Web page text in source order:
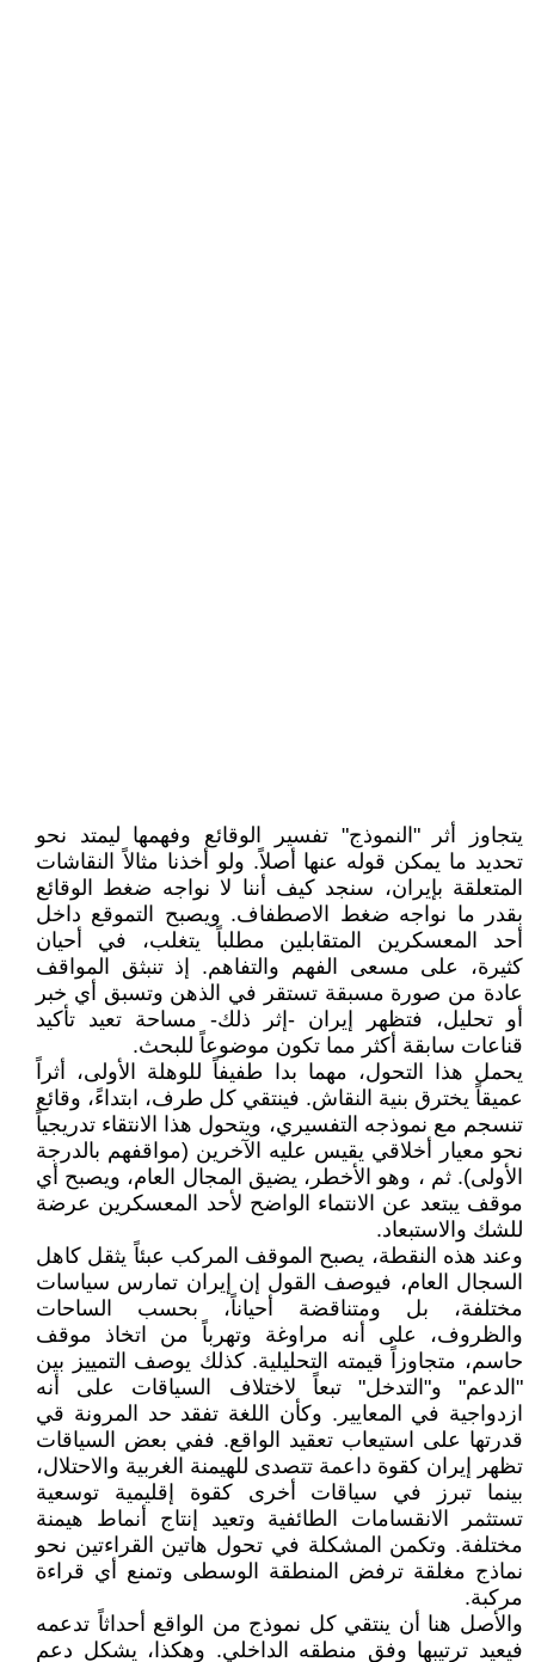
يتجاوز أثر "النموذج" تفسير الوقائع وفهمها ليمتد نحو
تحديد ما يمكن قوله عنها أصلاً. ولو أخذنا مثالاً النقاشات
المتعلقة بإيران، سنجد كيف أننا لا نواجه ضغط الوقائع
بقدر ما نواجه ضغط الاصطفاف. ويصبح التموقع داخل
أحد المعسكرين المتقابلين مطلباً يتغلب، في أحيان
كثيرة، على مسعى الفهم والتفاهم. إذ تنبثق المواقف
عادة من صورة مسبقة تستقر في الذهن وتسبق أي خبر
أو تحليل، فتظهر إيران -إثر ذلك- مساحة تعيد تأكيد
قناعات سابقة أكثر مما تكون موضوعاً للبحث.
يحمل هذا التحول، مهما بدا طفيفاً للوهلة الأولى، أثراً
عميقاً يخترق بنية النقاش. فينتقي كل طرف، ابتداءً، وقائع
تنسجم مع نموذجه التفسيري، ويتحول هذا الانتقاء تدريجياً
نحو معيار أخلاقي يقيس عليه الآخرين (مواقفهم بالدرجة
الأولى). ثم ، وهو الأخطر، يضيق المجال العام، ويصبح أي
موقف يبتعد عن الانتماء الواضح لأحد المعسكرين عرضة
للشك والاستبعاد.
وعند هذه النقطة، يصبح الموقف المركب عبئاً يثقل كاهل
السجال العام، فيوصف القول إن إيران تمارس سياسات
مختلفة، بل ومتناقضة أحياناً، بحسب الساحات
والظروف، على أنه مراوغة وتهرباً من اتخاذ موقف
حاسم، متجاوزاً قيمته التحليلية. كذلك يوصف التمييز بين
"الدعم" و"التدخل" تبعاً لاختلاف السياقات على أنه
ازدواجية في المعايير. وكأن اللغة تفقد حد المرونة قي
قدرتها على استيعاب تعقيد الواقع. ففي بعض السياقات
تظهر إيران كقوة داعمة تتصدى للهيمنة الغربية والاحتلال،
بينما تبرز في سياقات أخرى كقوة إقليمية توسعية
تستثمر الانقسامات الطائفية وتعيد إنتاج أنماط هيمنة
مختلفة. وتكمن المشكلة في تحول هاتين القراءتين نحو
نماذج مغلقة ترفض المنطقة الوسطى وتمنع أي قراءة
مركبة.
والأصل هنا أن ينتقي كل نموذج من الواقع أحداثاً تدعمه
فيعيد ترتيبها وفق منطقه الداخلي. وهكذا، يشكل دعم